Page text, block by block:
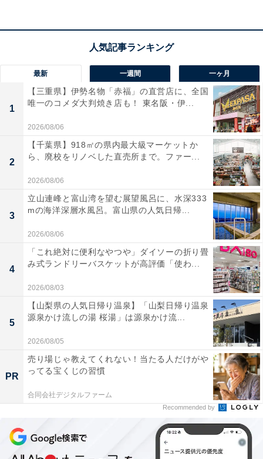
【あわせて買いたい】Ankerの人気商品5選
Anker PowerPort III 3-Port 65W Pod ブラック
Amazonで見る
Anker「Nano USB-C & HDMI ケーブル」
最新 一週間 一ヶ月
1
【三重県】伊勢名物「赤福」の直営店に、全国
唯一のコメダ大判焼き店も！ 東名阪・伊...
2026/08/06
2
【千葉県】918㎡の県内最大級マーケットか
ら、廃校をリノベした直売所まで。ファー...
2026/08/06
3
立山連峰と富山湾を望む展望風呂に、水深333
mの海洋深層水風呂。富山県の人気日帰...
2026/08/06
4
「これ絶対に便利なやつや」ダイソーの折り畳
み式ランドリーバスケットが高評価「使わ...
2026/08/03
5
【山梨県の人気日帰り温泉】「山梨日帰り温泉
源泉かけ流しの湯 桜湯」は源泉かけ流...
2026/08/05
PR
売り場じゃ教えてくれない！当たる人だけがや
ってる宝くじの習慣
合同会社デジタルファーム
Recommended by